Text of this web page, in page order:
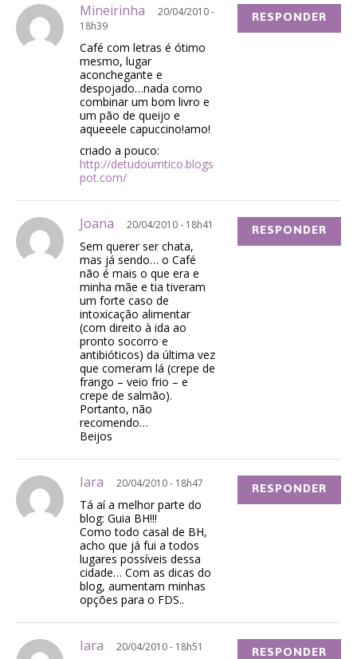
Mineirinha
20/04/2010 -
18h39
Café com letras é ótimo
mesmo, lugar
aconchegante e
despojado…nada como
combinar um bom livro e
um pão de queijo e
aqueeele capuccino!amo!
criado a pouco:
http://detudoumtico.blogs
pot.com/
RESPONDER
Joana 20/04/2010 - 18h41
Sem querer ser chata,
mas já sendo… o Café
não é mais o que era e
minha mãe e tia tiveram
um forte caso de
intoxicação alimentar
(com direito à ida ao
pronto socorro e
antibióticos) da última vez
que comeram lá (crepe de
frango – veio frio – e
crepe de salmão).
Portanto, não
recomendo…
Beijos
RESPONDER
Iara 20/04/2010 - 18h47
Tá aí a melhor parte do
blog: Guia BH!!!
Como todo casal de BH,
acho que já fui a todos
lugares possíveis dessa
cidade… Com as dicas do
blog, aumentam minhas
opções para o FDS..
RESPONDER
Iara 20/04/2010 - 18h51 RESPONDER